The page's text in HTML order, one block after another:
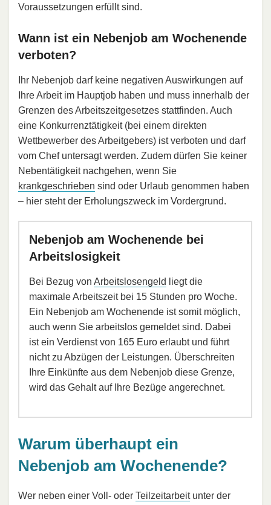
Voraussetzungen erfüllt sind.
Wann ist ein Nebenjob am Wochenende
verboten?
Ihr Nebenjob darf keine negativen Auswirkungen auf
Ihre Arbeit im Hauptjob haben und muss innerhalb der
Grenzen des Arbeitszeitgesetzes stattfinden. Auch
eine Konkurrenztätigkeit (bei einem direkten
Wettbewerber des Arbeitgebers) ist verboten und darf
vom Chef untersagt werden. Zudem dürfen Sie keiner
Nebentätigkeit nachgehen, wenn Sie
krankgeschrieben sind oder Urlaub genommen haben
– hier steht der Erholungszweck im Vordergrund.
Nebenjob am Wochenende bei
Arbeitslosigkeit
Bei Bezug von Arbeitslosengeld
liegt die
maximale Arbeitszeit bei 15 Stunden pro Woche.
Ein Nebenjob am Wochenende ist somit möglich,
auch wenn Sie arbeitslos gemeldet sind. Dabei
ist ein Verdienst von 165 Euro erlaubt und führt
nicht zu Abzügen der Leistungen. Überschreiten
Ihre Einkünfte aus dem Nebenjob diese Grenze,
wird das Gehalt auf Ihre Bezüge angerechnet.
Warum überhaupt ein
Nebenjob am Wochenende?
Wer neben einer Voll- oder Teilzeitarbeitunter der